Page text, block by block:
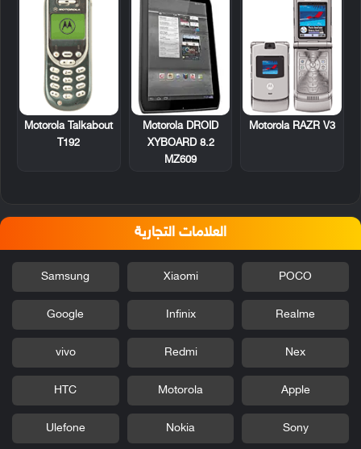
Motorola RAZR V3
Motorola DROID
XYBOARD 8.2
MZ609
Motorola Talkabout
T192
العلامات التجارية
POCO
Xiaomi
Samsung
Realme
Infinix
Google
Nex
Redmi
vivo
Apple
Motorola
HTC
Sony
Nokia
Ulefone